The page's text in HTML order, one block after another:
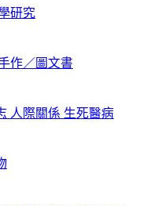
研究
作／圖文書
人際關係 生死醫病